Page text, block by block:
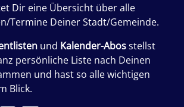
Dir eine Übersicht über alle
Termine Deiner Stadt/Gemeinde.
und Kalender-Abosstellst
persönliche Liste nach Deinen
und hast so alle wichtigen
Blick.